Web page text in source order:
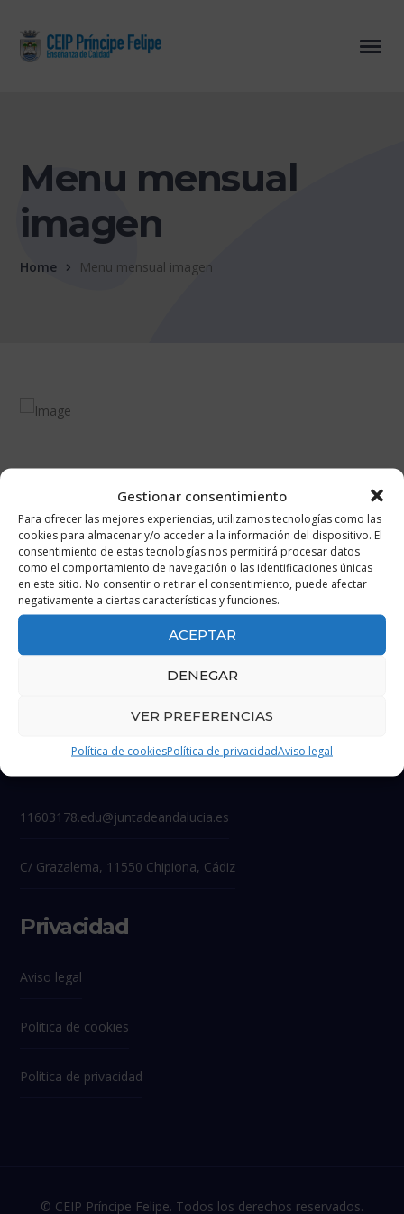
Gestionar consentimiento
Para ofrecer las mejores experiencias, utilizamos tecnologías como las
cookies para almacenar y/o acceder a la información del dispositivo. El
consentimiento de estas tecnologías nos permitirá procesar datos
como el comportamiento de navegación o las identificaciones únicas
en este sitio. No consentir o retirar el consentimiento, puede afectar
negativamente a ciertas características y funciones.
ACEPTAR
DENEGAR
VER PREFERENCIAS
Política de cookiesPolítica de privacidadAviso legal
Menu mensual
imagen
Home Menu mensual imagen
11603178.edu@juntadeandalucia.es
C/ Grazalema, 11550 Chipiona, Cádiz
Privacidad
Aviso legal
Política de cookies
Política de privacidad
© CEIP Príncipe Felipe. Todos los derechos reservados.